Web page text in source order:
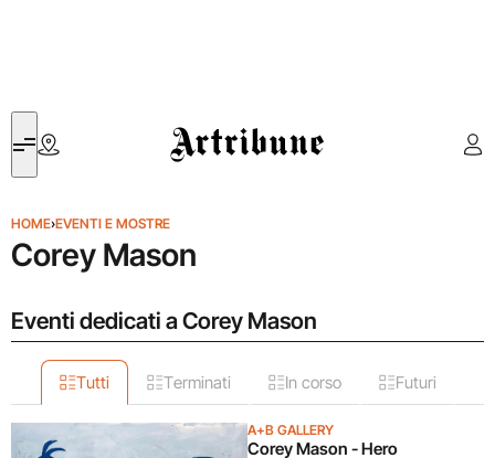
Artribune
HOME›EVENTI E MOSTRE
Corey Mason
Eventi dedicati a Corey Mason
Tutti Terminati In corso Futuri
A+B GALLERY
Corey Mason - Hero